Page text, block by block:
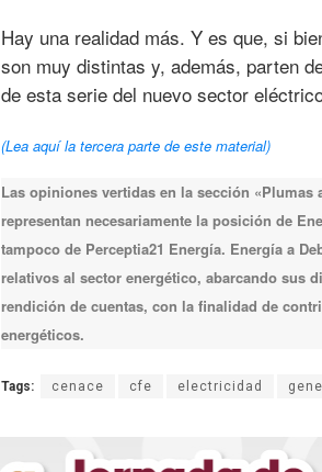
Hay una realidad más. Y es que, si
son muy distintas y, además, parten
de esta serie del nuevo sector
(Lea aquí la tercera parte de este material)
Las opiniones vertidas en la sección
representan necesariamente la posición de
tampoco de Perceptia21 Energía. Energía a
relativos al sector energético, abarcando sus
rendición de cuentas, con la finalidad de
energéticos.
Tags: cenace cfe electricidad